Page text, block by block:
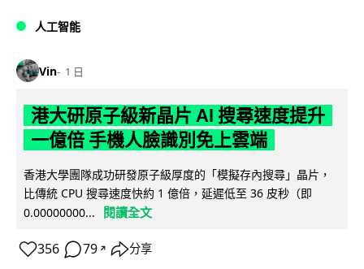
人工智能
Vin 1 日
港大研原子級新晶片 AI 搜尋速度提升
一億倍 手機人臉識別免上雲端
香港大學團隊成功研發原子級厚度的「模擬存內搜尋」晶片，
比傳統 CPU 搜尋速度快約 1 億倍，延遲低至 36 皮秒（即
0.00000000...
閱讀全文
356 79 ↗ 分享